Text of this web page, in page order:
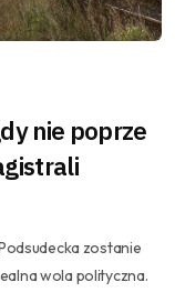
nie poprze
zostanie
wola polityczna.